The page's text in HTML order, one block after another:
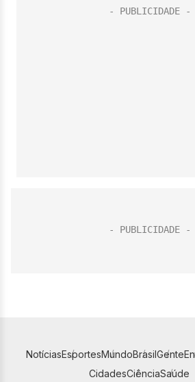
NotíciasEsportesMundoBrasilGente
CidadesCiênciaSaúde